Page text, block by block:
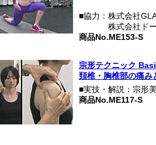
■監修・解説・動作
■協力：株式会社
■協力：株式会社ド
商品No.ME153-S
宗形テクニック
頚椎・胸椎部の痛み
■実技・解説：宗形
商品No.ME117-S